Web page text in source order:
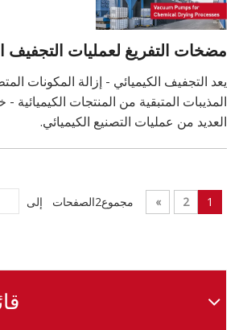
مضخات التفريغ لعمليات التجفيف
يعد التجفيف الكيميائي - إزالة المكونات
المذيبات المتبقية من المنتجات
العديد من عمليات التصنيع الكيميائي.
1
2
» مجموع2الصفحات إلى